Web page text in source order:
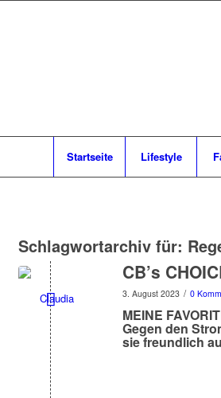
Startseite Lifestyle
Schlagwortarchiv für:
CB’s
3. August 2023 / 0
MEINE
Gegen den
sie freundlich